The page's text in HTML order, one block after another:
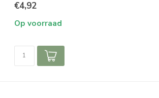
€4,92
Op voorraad